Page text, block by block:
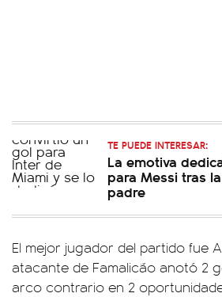
TE PUEDE INTERESAR:
La emotiva
para Messi tras
padre
El mejor jugador del partido fue
atacante de Famalicão anotó 2
arco contrario en 2